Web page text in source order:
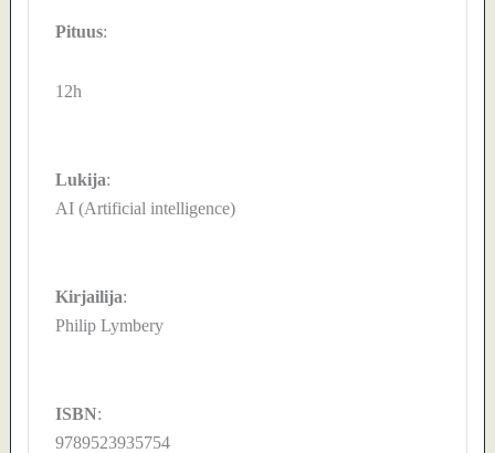
Pituus:
12h
Lukija:
AI (Artificial intelligence)
Kirjailija:
Philip Lymbery
ISBN:
9789523935754